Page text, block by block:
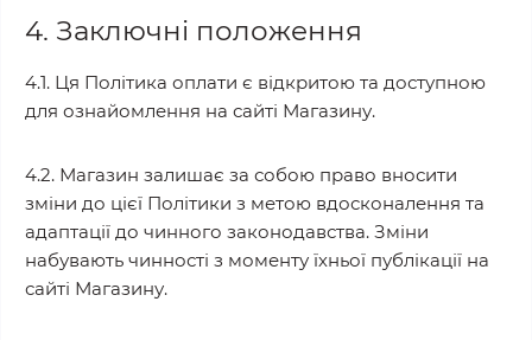
4. Заключні положення
4.1. Ця Політика оплати є відкритою та доступною
для ознайомлення на сайті Магазину.
4.2. Магазин залишає за собою право вносити
зміни до цієї Політики з метою вдосконалення та
адаптації до чинного законодавства. Зміни
набувають чинності з моменту їхньої публікації на
сайті Магазину.